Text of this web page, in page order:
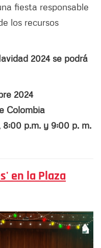
fiesta responsable
los recursos
2024 se podrá
2024
Colombia
8:00 p.m. y 9:00 p. m.
en la Plaza